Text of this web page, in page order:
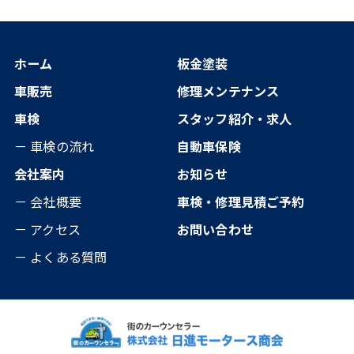
ホーム
車販売
車検
－ 車検の流れ
板金塗装
修理メンテナンス
スタッフ紹介・求人
自動車保険
会社案内
－ 会社概要
－ アクセス
－ よくある質問
お知らせ
車検・修理見積ご予約
お問い合わせ